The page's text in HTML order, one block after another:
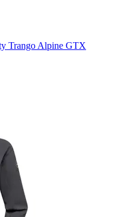
Trango Alpine GTX